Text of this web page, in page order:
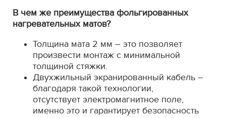
В чем же преимущества фольгированных
нагревательных матов?
Толщина мата 2 мм – это позволяет
произвести монтаж с минимальной
толщиной стяжки.
Двухжильный экранированный кабель –
благодаря такой технологии,
отсутствует электромагнитное поле,
именно это и гарантирует безопасность